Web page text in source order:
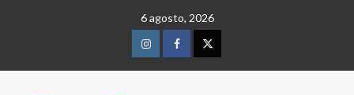
6 agosto, 2026
InstagramFacebookTwitter